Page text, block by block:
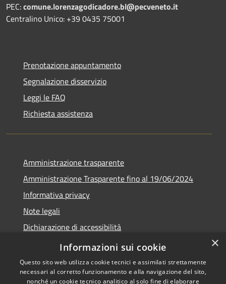
PEC:comune.lorenzagodicadore.bl@pecveneto.it
Centralino Unico: +39 0435 75001
Prenotazione appuntamento
Segnalazione disservizio
Leggi le FAQ
Richiesta assistenza
Amministrazione trasparente
Amministrazione Trasparente fino al 19/06/2024
Informativa privacy
Note legali
Dichiarazione di accessibilità
Meccanismo di feedback
×
Informazioni sui cookie
Questo sito web utilizza cookie tecnici e assimilati strettamente
necessari al corretto funzionamento e alla navigazione del sito,
nonché un cookie tecnico analitico al solo fine di elaborare